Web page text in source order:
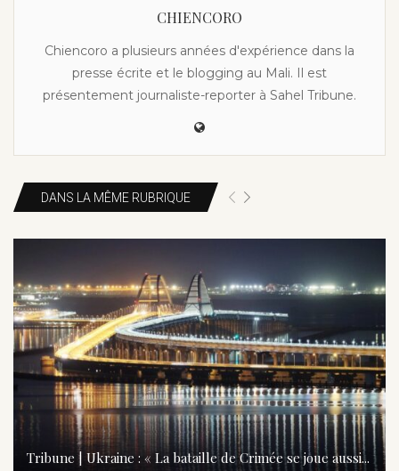
CHIENCORO
Chiencoro a plusieurs années d'expérience dans la
presse écrite et le blogging au Mali. Il est
présentement journaliste-reporter à Sahel Tribune.
DANS LA MÊME RUBRIQUE
Tribune | Ukraine : « La bataille de Crimée se joue aussi...